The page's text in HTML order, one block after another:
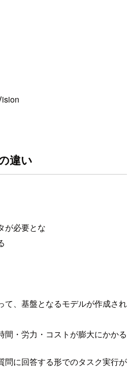
違い
が必要とな
て、基盤となるモデルが作成され
間・労力・コストが膨大にかかる
問に回答する形でのタスク実行が